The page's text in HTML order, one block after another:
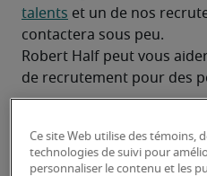
talents et un de nos
contactera sous peu.
Robert Half peut vous
de recrutement pour des
Ce site Web utilise des témoins,
technologies de suivi pour
personnaliser le contenu et les